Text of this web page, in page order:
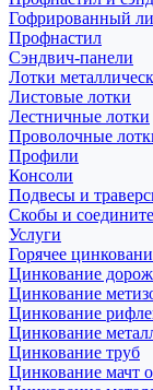
Гофрированный
Профнастил
Сэндвич-панели
Лотки
Листовые лотки
Лестничные лотки
Проволочные
Профили
Консоли
Подвесы и
Скобы и
Услуги
Горячее
Цинкование
Цинкование
Цинкование
Цинкование
Цинкование труб
Цинкование мачт